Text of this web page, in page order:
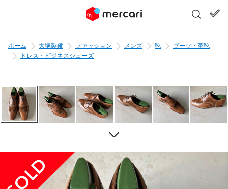
ホーム 大塚製靴 ファッション メンズ 靴
ブーツ・革靴
ドレス・ビジネスシューズ